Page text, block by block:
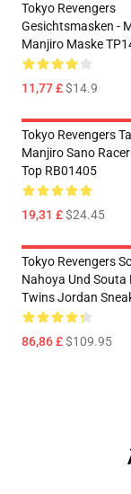
Tokyo Revengers
Gesichtsmasken -
Manjiro Maske
11,77 £$14.9
Tokyo Revengers
Manjiro Sano
Top RB01405
19,31 £$24.45
Tokyo Revengers
Nahoya Und Souta
Twins Jordan
86,86 £$109.95